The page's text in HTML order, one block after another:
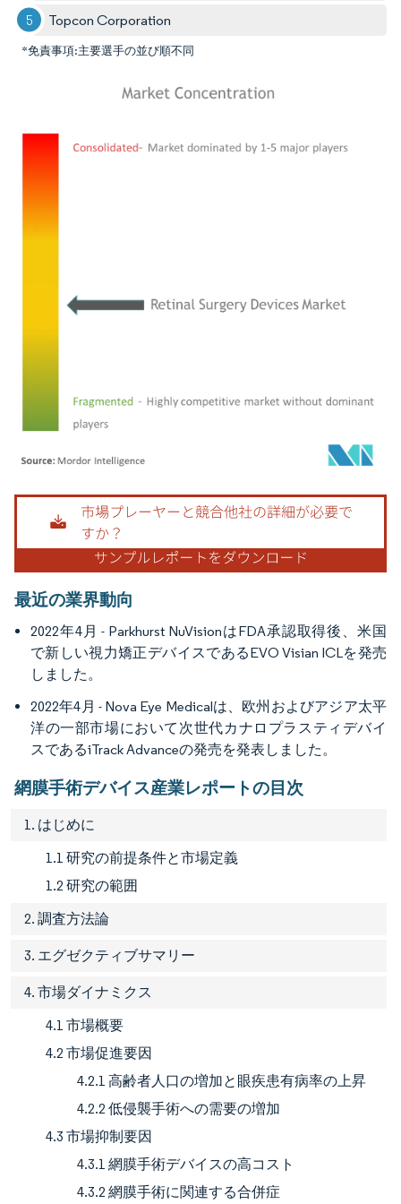
Topcon Corporation
*免責事項:主要選手の並び順不同
画像 © Mordor Intelligence。再利用にはCC BY 4.0の表示が必要です。
最近の業界動向
2022年4月 - Parkhurst NuVisionはFDA承認取得後、米国
で新しい視力矯正デバイスであるEVO Visian ICLを発売
しました。
2022年4月 - Nova Eye Medicalは、欧州およびアジア太平
洋の一部市場において次世代カナロプラスティデバイ
スであるiTrack Advanceの発売を発表しました。
網膜手術デバイス産業レポートの目次
1. はじめに
1.1 研究の前提条件と市場定義
1.2 研究の範囲
2. 調査方法論
3. エグゼクティブサマリー
4. 市場ダイナミクス
4.1 市場概要
4.2 市場促進要因
4.2.1 高齢者人口の増加と眼疾患有病率の上昇
4.2.2 低侵襲手術への需要の増加
4.3 市場抑制要因
4.3.1 網膜手術デバイスの高コスト
4.3.2 網膜手術に関連する合併症